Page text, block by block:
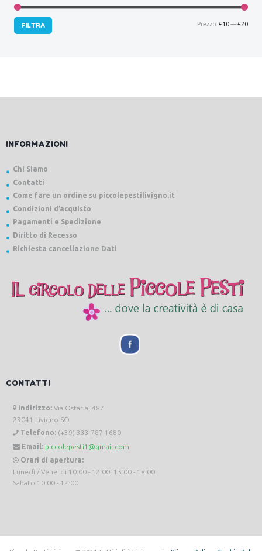
FILTRA Prezzo: €10—€20
INFORMAZIONI
Chi Siamo
Contatti
Come fare un ordine su piccolepestilivigno.it
Condizioni d’acquisto
Pagamenti e Spedizione
Diritto di Recesso
Richiesta cancellazione Dati
CONTATTI
Indirizzo: Via Ostaria, 487
23041 Livigno SO
Telefono: (+39) 333 787 1680
Email: piccolepesti1@gmail.com
Orari di apertura:
Lunedì / Venerdi 10:00 - 12:00, 15:00 - 18:00
Sabato 10:00 - 12:00